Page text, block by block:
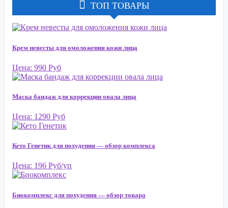
ТОП ТОВАРЫ
Крем невесты для омоложения кожи лица
Цена: 990 Руб
Маска бандаж для коррекции овала лица
Цена: 1290 Руб
Кето Генетик для похудения — обзор комплекса
Цена: 196 Руб/уп
Биокомплекс для похудения — обзор товара